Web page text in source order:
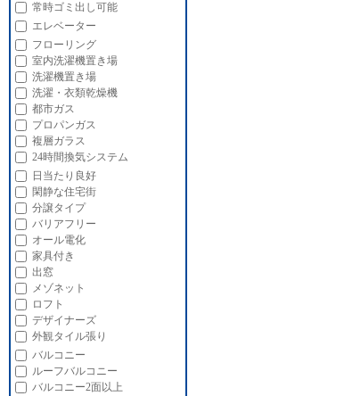
常時ゴミ出し可能
エレベーター
フローリング
室内洗濯機置き場
洗濯機置き場
洗濯・衣類乾燥機
都市ガス
プロパンガス
複層ガラス
24時間換気システム
日当たり良好
閑静な住宅街
分譲タイプ
バリアフリー
オール電化
家具付き
出窓
メゾネット
ロフト
デザイナーズ
外観タイル張り
バルコニー
ルーフバルコニー
バルコニー2面以上